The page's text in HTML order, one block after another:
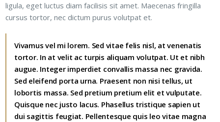
ligula, eget luctus diam facilisis sit amet. Maecenas fringilla
cursus tortor, nec dictum purus volutpat et.
Vivamus vel mi lorem. Sed vitae felis nisl, at venenatis
tortor. In at velit ac turpis aliquam volutpat. Ut et nibh
augue. Integer imperdiet convallis massa nec gravida.
Sed eleifend porta urna. Praesent non nisi tellus, ut
lobortis massa. Sed pretium pretium elit et vulputate.
Quisque nec justo lacus. Phasellus tristique sapien ut
dui sagittis feugiat. Pellentesque quis leo vitae magna